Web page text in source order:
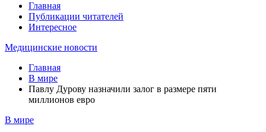
Главная
Публикации читателей
Интересное
Медицинские новости
Главная
В мире
Павлу Дурову назначили залог в размере пяти
миллионов евро
В мире